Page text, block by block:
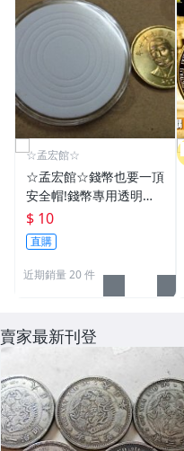
☆孟宏館☆
☆孟宏館☆錢幣也要一頂
安全帽!錢幣專用透明壓
克力盒收納保護盒.1枚10
元~硬幣收藏盒
$ 10
直購
近期銷量 20 件
賣家最新刊登